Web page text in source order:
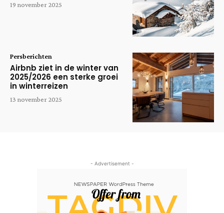
19 november 2025
Persberichten
Airbnb ziet in de winter van
2025/2026 een sterke groei
in winterreizen
13 november 2025
- Advertisement -